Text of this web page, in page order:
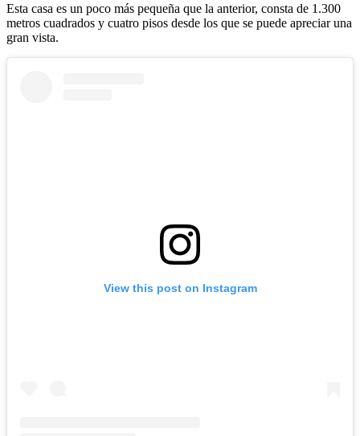
Esta casa es un poco más pequeña que la anterior, consta de 1.300
metros cuadrados y cuatro pisos desde los que se puede apreciar una
gran vista.
View this post on Instagram